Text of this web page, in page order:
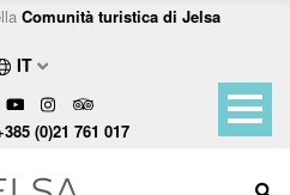
Comunità turistica di Jelsa
IT
(0)21 761 017